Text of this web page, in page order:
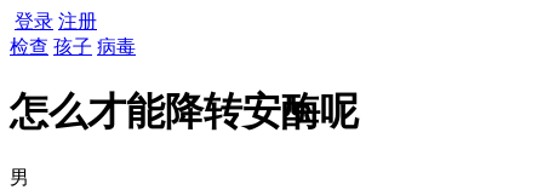
登录 注册
检查 孩子 病毒
怎么才能降转安酶呢
男